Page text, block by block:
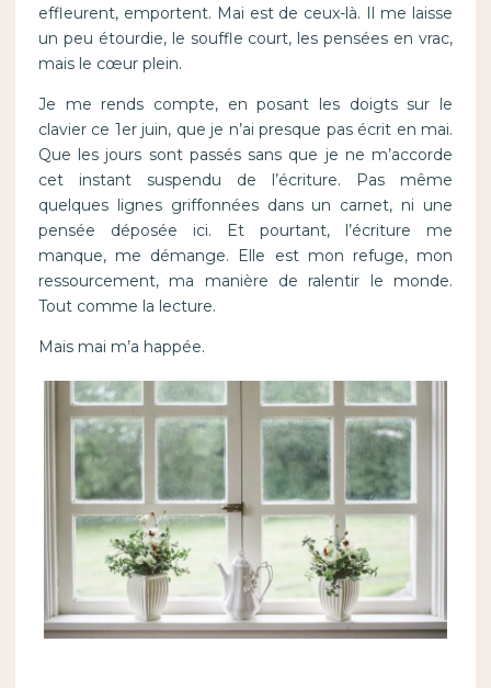
effleurent, emportent. Mai est de ceux-là. Il me laisse
un peu étourdie, le souffle court, les pensées en vrac,
mais le cœur plein.
Je me rends compte, en posant les doigts sur le
clavier ce 1er juin, que je n’ai presque pas écrit en mai.
Que les jours sont passés sans que je ne m’accorde
cet instant suspendu de l’écriture. Pas même
quelques lignes griffonnées dans un carnet, ni une
pensée déposée ici. Et pourtant, l’écriture me
manque, me démange. Elle est mon refuge, mon
ressourcement, ma manière de ralentir le monde.
Tout comme la lecture.
Mais mai m’a happée.